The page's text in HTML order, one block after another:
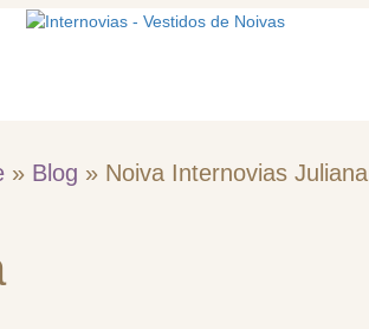
» Blog » Noiva Internovias Juliana